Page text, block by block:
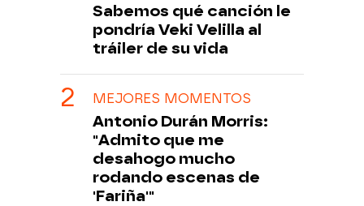
Sabemos qué canción le
pondría Veki Velilla al
tráiler de su vida
MEJORES MOMENTOS
Antonio Durán Morris:
"Admito que me
desahogo mucho
rodando escenas de
'Fariña'"